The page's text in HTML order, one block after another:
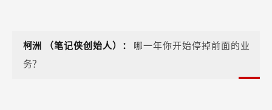
柯洲 （笔记侠创始人）： 哪一年你开始停掉前面的业
务？